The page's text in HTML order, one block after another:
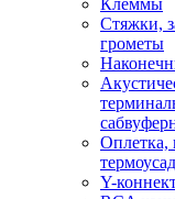
Клеммы
Стяжки,
грометы
Оплетка,
Y-